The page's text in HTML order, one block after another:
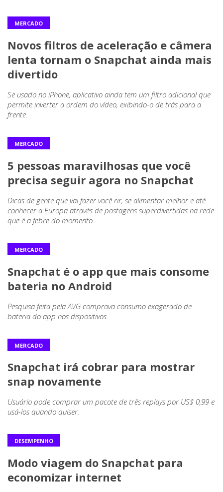
MERCADO
Novos filtros de aceleração e câmera
lenta tornam o Snapchat ainda mais
divertido
Se usado no iPhone, aplicativo ainda tem um filtro adicional que
permite inverter a ordem do vídeo, exibindo-o de trás para a
frente.
MERCADO
5 pessoas maravilhosas que você
precisa seguir agora no Snapchat
Dicas de gente que vai fazer você rir, se alimentar melhor e até
conhecer a Europa através de postagens superdivertidas na rede
que é a febre do momento.
MERCADO
Snapchat é o app que mais consome
bateria no Android
Pesquisa feita pela AVG comprova consumo exagerado de
bateria do app nos dispositivos.
MERCADO
Snapchat irá cobrar para mostrar
snap novamente
Usuário pode comprar um pacote de três replays por US$ 0,99 e
usá-los quando quiser.
DESEMPENHO
Modo viagem do Snapchat para
economizar internet